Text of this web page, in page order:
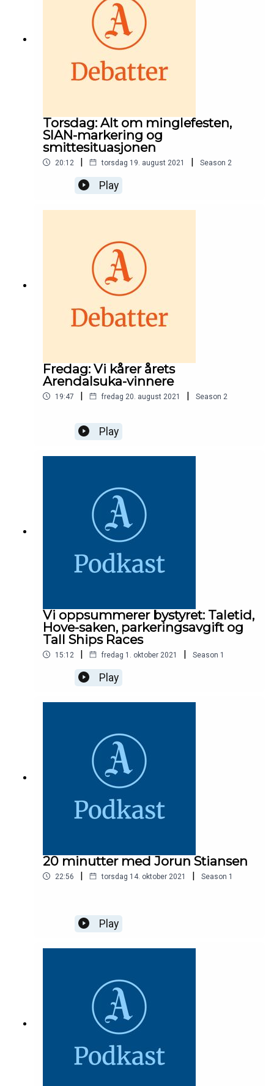
Torsdag: Alt om minglefesten,
SIAN-markering og
smittesituasjonen
20:12 | torsdag 19. august 2021 | Season 2
Play
Fredag: Vi kårer årets
Arendalsuka-vinnere
19:47 | fredag 20. august 2021 | Season 2
Play
Vi oppsummerer bystyret: Taletid,
Hove-saken, parkeringsavgift og
Tall Ships Races
15:12 | fredag 1. oktober 2021 | Season 1
Play
20 minutter med Jorun Stiansen
22:56 | torsdag 14. oktober 2021 | Season 1
Play